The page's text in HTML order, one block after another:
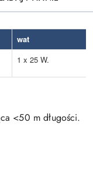
wat
1 x 25 W.
<50 m długości.